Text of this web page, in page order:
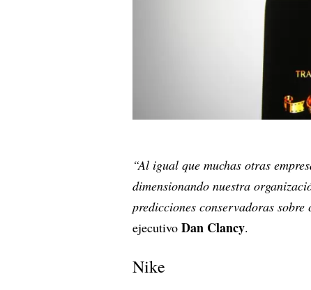
“Al igual que muchas otras
dimensionando nuestra
predicciones conservadoras
ejecutivo Dan Clancy.
Nike